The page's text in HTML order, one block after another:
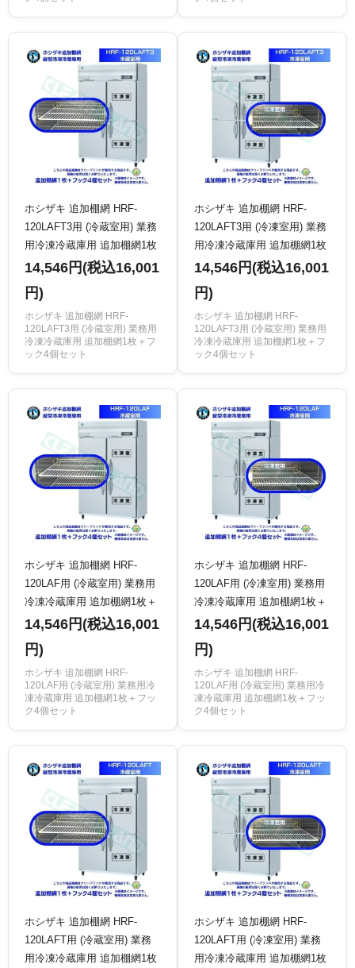
ホシザキ 追加棚網 HRF-
120LAFT3用 (冷蔵室用) 業務
用冷凍冷蔵庫用 追加棚網1枚
＋フック4個セット
14,546円(税込16,001
円)
ホシザキ 追加棚網 HRF-
120LAFT3用 (冷蔵室用) 業務用
冷凍冷蔵庫用 追加棚網1枚＋フ
ック4個セット
ホシザキ 追加棚網 HRF-
120LAFT3用 (冷凍室用) 業務
用冷凍冷蔵庫用 追加棚網1枚
＋フック4個セット
14,546円(税込16,001
円)
ホシザキ 追加棚網 HRF-
120LAFT3用 (冷蔵室用) 業務用
冷凍冷蔵庫用 追加棚網1枚＋フ
ック4個セット
ホシザキ 追加棚網 HRF-
120LAF用 (冷蔵室用) 業務用
冷凍冷蔵庫用 追加棚網1枚＋
フック4個セット
14,546円(税込16,001
円)
ホシザキ 追加棚網 HRF-
120LAF用 (冷蔵室用) 業務用冷
凍冷蔵庫用 追加棚網1枚＋フッ
ク4個セット
ホシザキ 追加棚網 HRF-
120LAF用 (冷凍室用) 業務用
冷凍冷蔵庫用 追加棚網1枚＋
フック4個セット
14,546円(税込16,001
円)
ホシザキ 追加棚網 HRF-
120LAF用 (冷蔵室用) 業務用冷
凍冷蔵庫用 追加棚網1枚＋フッ
ク4個セット
ホシザキ 追加棚網 HRF-
120LAFT用 (冷蔵室用) 業務
用冷凍冷蔵庫用 追加棚網1枚
ホシザキ 追加棚網 HRF-
120LAFT用 (冷凍室用) 業務
用冷凍冷蔵庫用 追加棚網1枚